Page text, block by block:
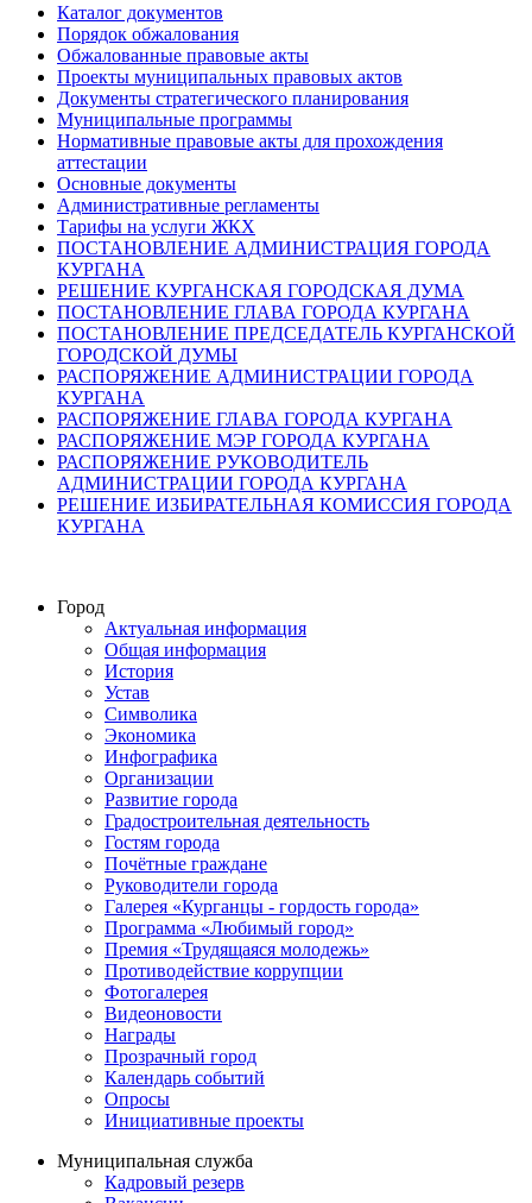
Каталог документов
Порядок обжалования
Обжалованные правовые акты
Проекты муниципальных правовых актов
Документы стратегического планирования
Муниципальные программы
Нормативные правовые акты для прохождения
аттестации
Основные документы
Административные регламенты
Тарифы на услуги ЖКХ
ПОСТАНОВЛЕНИЕ АДМИНИСТРАЦИЯ ГОРОДА
КУРГАНА
РЕШЕНИЕ КУРГАНСКАЯ ГОРОДСКАЯ ДУМА
ПОСТАНОВЛЕНИЕ ГЛАВА ГОРОДА КУРГАНА
ПОСТАНОВЛЕНИЕ ПРЕДСЕДАТЕЛЬ КУРГАНСКОЙ
ГОРОДСКОЙ ДУМЫ
РАСПОРЯЖЕНИЕ АДМИНИСТРАЦИИ ГОРОДА
КУРГАНА
РАСПОРЯЖЕНИЕ ГЛАВА ГОРОДА КУРГАНА
РАСПОРЯЖЕНИЕ МЭР ГОРОДА КУРГАНА
РАСПОРЯЖЕНИЕ РУКОВОДИТЕЛЬ
АДМИНИСТРАЦИИ ГОРОДА КУРГАНА
РЕШЕНИЕ ИЗБИРАТЕЛЬНАЯ КОМИССИЯ ГОРОДА
КУРГАНА
Город
Актуальная информация
Общая информация
История
Устав
Символика
Экономика
Инфографика
Организации
Развитие города
Градостроительная деятельность
Гостям города
Почётные граждане
Руководители города
Галерея «Курганцы - гордость города»
Программа «Любимый город»
Премия «Трудящаяся молодежь»
Противодействие коррупции
Фотогалерея
Видеоновости
Награды
Прозрачный город
Календарь событий
Опросы
Инициативные проекты
Муниципальная служба
Кадровый резерв